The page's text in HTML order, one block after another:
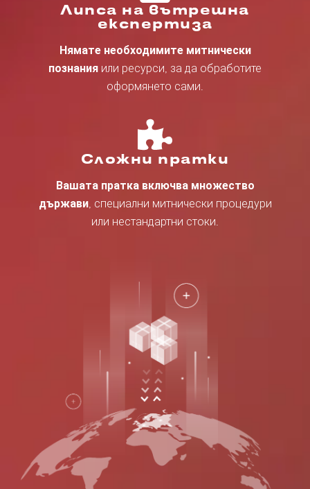
Липса на вътрешна
експертиза
Нямате необходимите митнически
познания или ресурси, за да обработите
оформянето сами.
Сложни пратки
Вашата пратка включва множество
държави, специални митнически процедури
или нестандартни стоки.